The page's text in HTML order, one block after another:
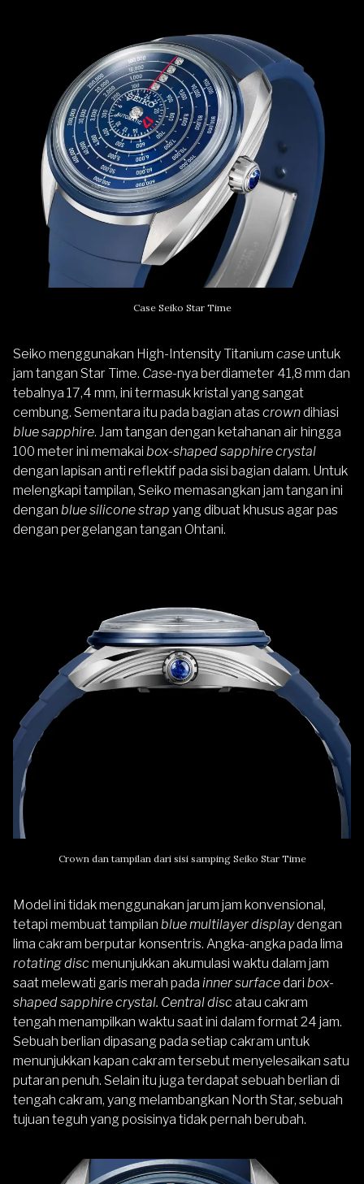
Case Seiko Star Time
Seiko menggunakan High-Intensity Titanium caseuntuk
jam tangan Star Time. Case-nya berdiameter 41,8 mm dan
tebalnya 17,4 mm, ini termasuk kristal yang sangat
cembung. Sementara itu pada bagian atascrowndihiasi
blue sapphire. Jam tangan dengan ketahanan air hingga
100 meter ini memakai box-shaped sapphire crystal
dengan lapisan anti reflektif pada sisi bagian dalam. Untuk
melengkapi tampilan, Seiko memasangkan jam tangan ini
dengan blue silicone strap yang dibuat khusus agar pas
dengan pergelangan tangan Ohtani.
Crown dan tampilan dari sisi samping Seiko Star Time
Model ini tidak menggunakan jarum jam konvensional,
tetapi membuat tampilan blue multilayer displaydengan
lima cakram berputar konsentris. Angka-angka pada lima
rotating disc menunjukkan akumulasi waktu dalam jam
saat melewati garis merah pada inner surfacedari box-
shaped sapphire crystal. Central disc atau cakram
tengah menampilkan waktu saat ini dalam format 24 jam.
Sebuah berlian dipasang pada setiap cakram untuk
menunjukkan kapan cakram tersebut menyelesaikan satu
putaran penuh. Selain itu juga terdapat sebuah berlian di
tengah cakram, yang melambangkan North Star, sebuah
tujuan teguh yang posisinya tidak pernah berubah.